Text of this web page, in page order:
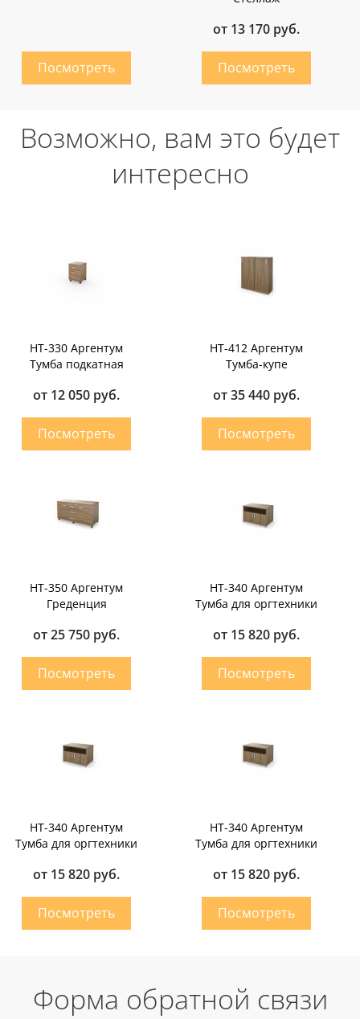
от 13 170 руб.
Возможно, вам это будет
интересно
НТ-330 Аргентум
Тумба подкатная
от 12 050 руб.
НТ-412 Аргентум
Тумба-купе
от 35 440 руб.
НТ-350 Аргентум
Греденция
от 25 750 руб.
НТ-340 Аргентум
Тумба для оргтехники
от 15 820 руб.
НТ-340 Аргентум
Тумба для оргтехники
от 15 820 руб.
НТ-340 Аргентум
Тумба для оргтехники
от 15 820 руб.
Форма обратной связи